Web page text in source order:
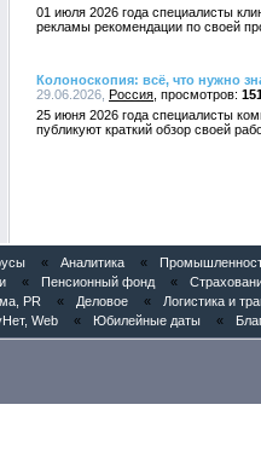
01 июля 2026 года специалисты
рекламы рекомендации по своей
Колоноскопия: всё, что нужно
29.06.2026, Россия
25 июня 2026 года специалисты
публикуют краткий обзор своей
« Аналитика «
« Пенсионный фонд «
PR « Деловое «
Логистика и
Web « Юбилейные даты «